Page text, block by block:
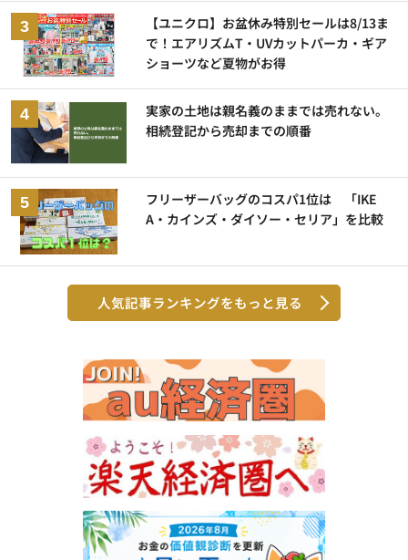
【ユニクロ】お盆休み特別セールは8/13ま
で！エアリズムT・UVカットパーカ・ギア
ショーツなど夏物がお得
実家の土地は親名義のままでは売れない。
相続登記から売却までの順番
フリーザーバッグのコスパ1位は 「IKE
A・カインズ・ダイソー・セリア」を比較
人気記事ランキングをもっと見る